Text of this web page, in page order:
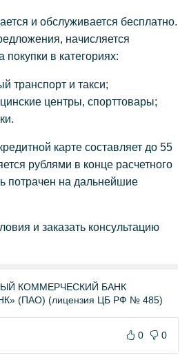
и обслуживается бесплатно.
начисляется
покупки в категориях:
транспорт и такси;
центры, спорттовары;
карте составляет до 55
рублями в конце расчетного
потрачен на дальнейшие
и заказать консультацию
КОММЕРЧЕСКИЙ БАНК
(ПАО) (лицензия ЦБ РФ № 485)
0 0